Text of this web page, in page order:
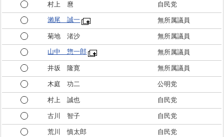
村上 麿 自民党
瀨尾 誠一 無所属議員
菊地 渚沙 無所属議員
山中 惣一郎 無所属議員
井坂 隆寛 無所属議員
木庭 功二 公明党
村上 誠也 自民党
古川 智子 自民党
荒川 慎太郎 自民党